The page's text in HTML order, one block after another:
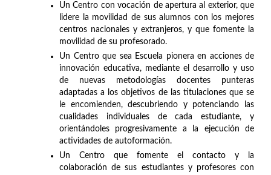
Un Centro con vocación de apertura al exterior, que
lidere la movilidad de sus alumnos con los mejores
centros nacionales y extranjeros, y que fomente la
movilidad de su profesorado.
Un Centro que sea Escuela pionera en acciones de
innovación educativa, mediante el desarrollo y uso
de nuevas metodologías docentes punteras
adaptadas a los objetivos de las titulaciones que se
le encomienden, descubriendo y potenciando las
cualidades individuales de cada estudiante, y
orientándoles progresivamente a la ejecución de
actividades de autoformación.
Un Centro que fomente el contacto y la
colaboración de sus estudiantes y profesores con